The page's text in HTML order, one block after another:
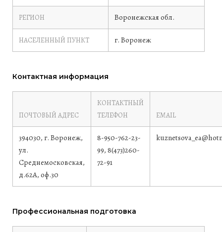
РЕГИОН Воронежская обл.
НАСЕЛЕННЫЙ ПУНКТ г. Воронеж
Контактная информация
ПОЧТОВЫЙ АДРЕС
КОНТАКТНЫЙ
ТЕЛЕФОН
EMAIL
394030, г. Воронеж,
ул.
Среднемосковская,
д.62А, оф.30
8-950-762-23-
99, 8(473)260-
72-91
Профессиональная подготовка